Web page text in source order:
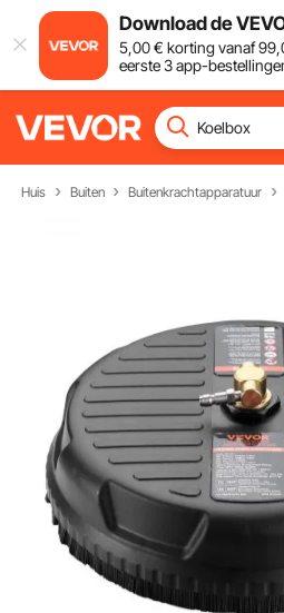
Download de
5,00€ korting vanaf99
eerste 3 app-
Huis Buiten Buitenkrachtapparatuur